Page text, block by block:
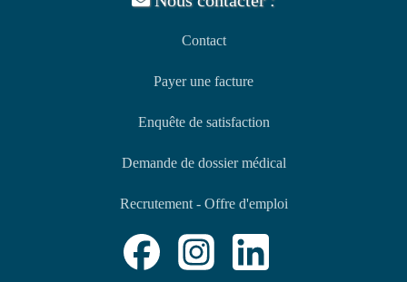
Contact
Payer une facture
Enquête de satisfaction
Demande de dossier médical
Recrutement - Offre d'emploi